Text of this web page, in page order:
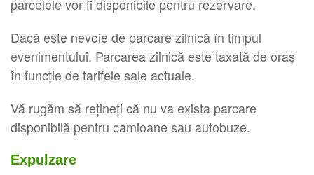
parcelele vor fi disponibile pentru rezervare.
Dacă este nevoie de parcare zilnică în timpul
evenimentului. Parcarea zilnică este taxată de oraș
în funcție de tarifele sale actuale.
Vă rugăm să rețineți că nu va exista parcare
disponibilă pentru camioane sau autobuze.
Expulzare